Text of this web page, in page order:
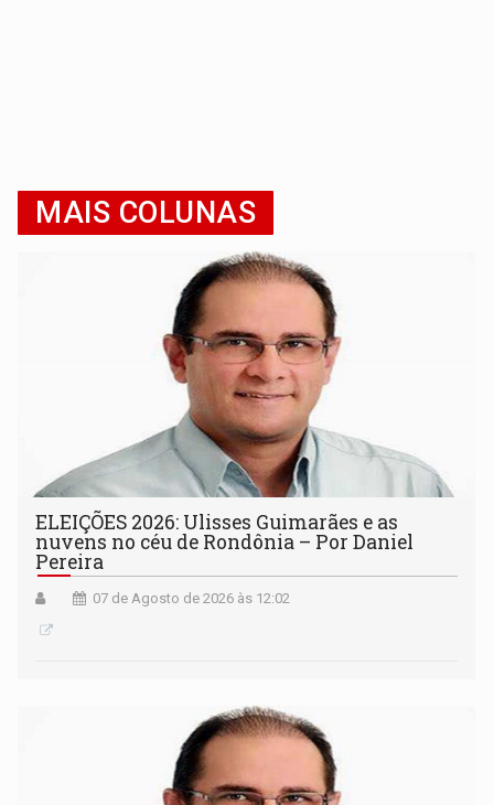
MAIS COLUNAS
ELEIÇÕES 2026: Ulisses Guimarães e as
nuvens no céu de Rondônia – Por Daniel
Pereira
07 de Agosto de 2026 às 12:02